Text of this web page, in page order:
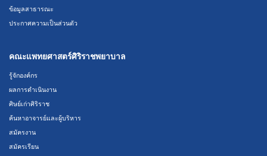
ข้อมูลสาธารณะ
ประกาศความเป็นส่วนตัว
คณะแพทยศาสตร์ศิริราชพยาบาล
รู้จักองค์กร
ผลการดำเนินงาน
ศิษย์เก่าศิริราช
ค้นหาอาจารย์และผู้บริหาร
สมัครงาน
สมัครเรียน